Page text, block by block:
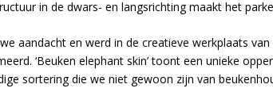
in de dwars- en langsrichting maakt het
aandacht en werd in de creatieve werkplaats
‘Beuken elephant skin’ toont een unieke
sortering die we niet gewoon zijn van